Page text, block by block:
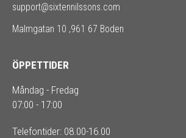
support@sixtennilssons.com
Malmgatan 10 ,961 67 Boden
ÖPPETTIDER
Måndag - Fredag
07:00 - 17:00
Telefontider: 08.00-16.00